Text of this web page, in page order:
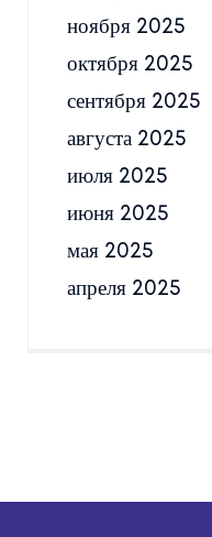
ноября 2025
октября 2025
сентября 2025
августа 2025
июля 2025
июня 2025
мая 2025
апреля 2025